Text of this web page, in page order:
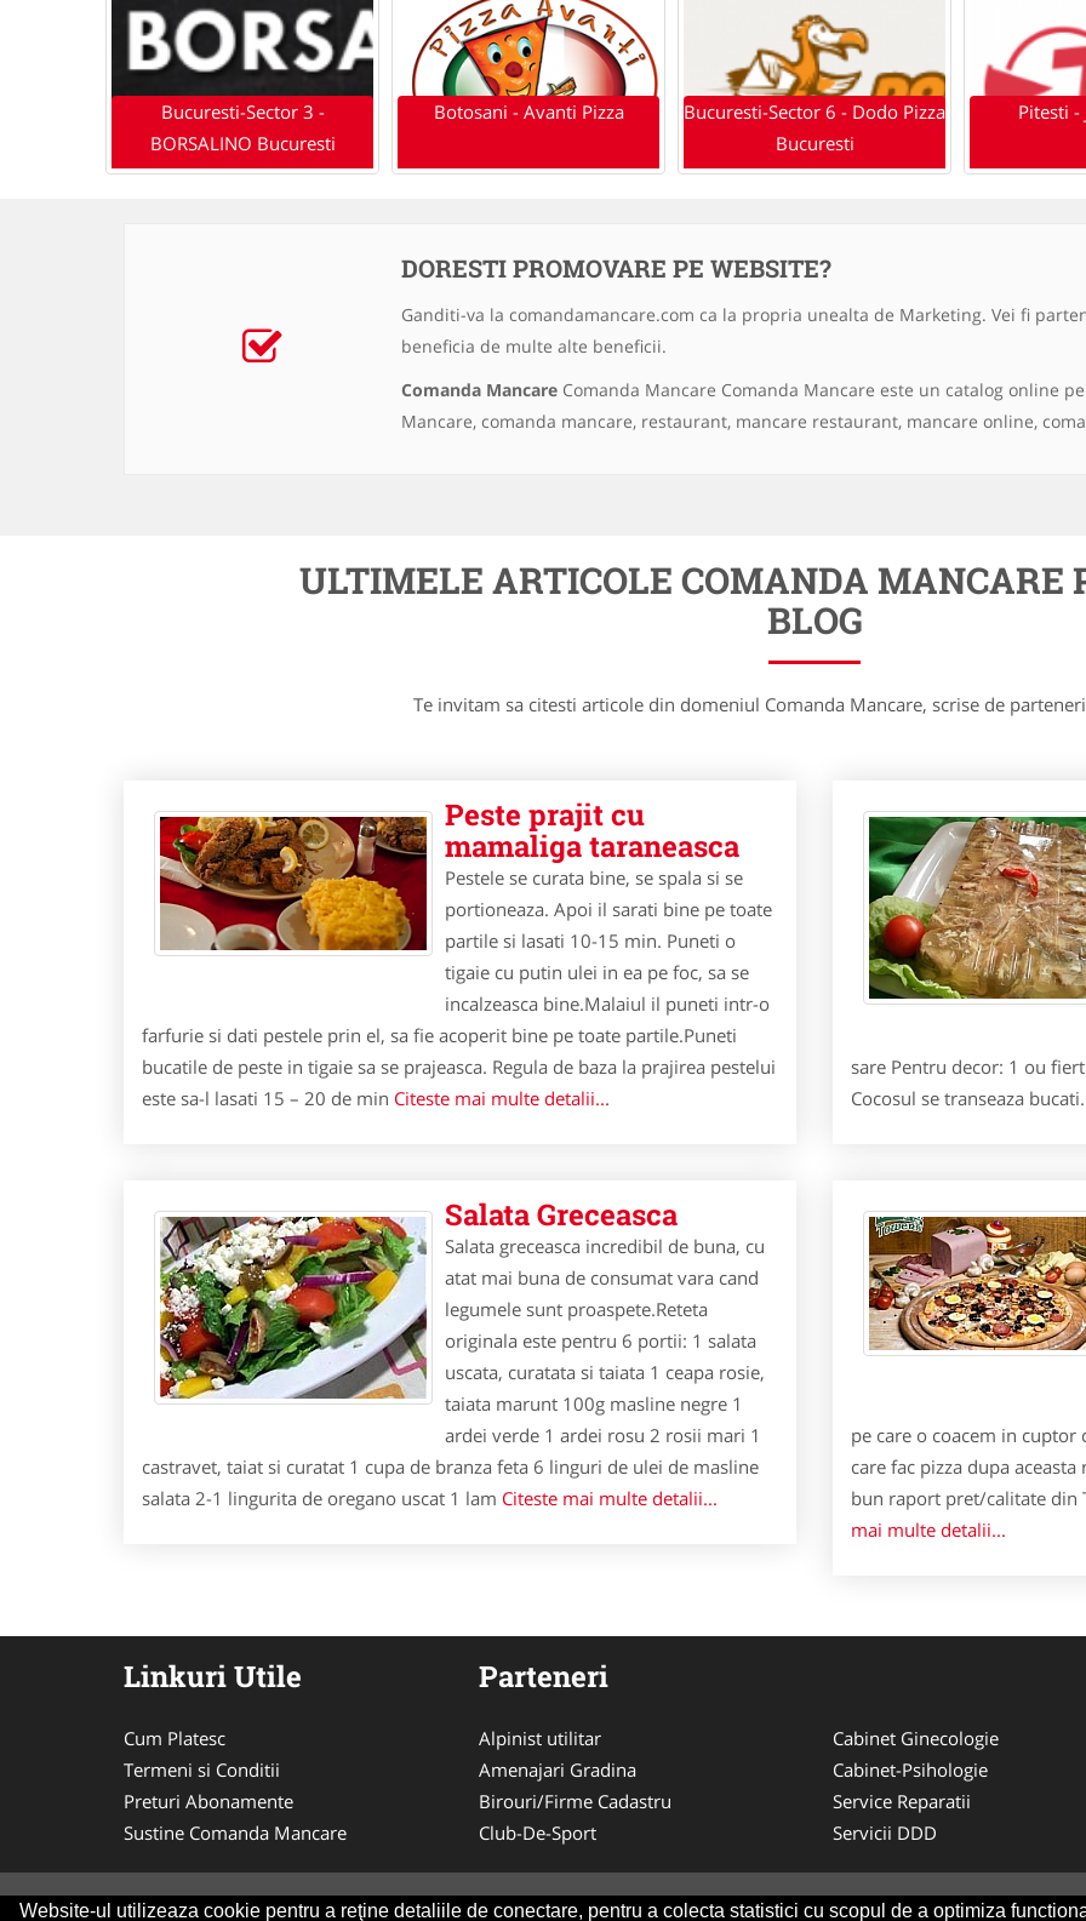
Website-ul utilizeaza cookie pentru a reţine detaliile de conectare, pentru a colecta statistici cu scopul de a optimiza
Bucuresti-Sector 3 -
BORSALINO Bucuresti
Botosani - Avanti Pizza
Bucuresti-Sector 6 - Dodo Pizza
Bucuresti
Pitesti -
DORESTI PROMOVARE PE WEBSITE?
Ganditi-va la comandamancare.com ca la propria unealta de Marketing. Vei fi
beneficia de multe alte beneficii.
Comanda Mancare Comanda Mancare Comanda Mancare este un catalog online
Mancare, comanda mancare, restaurant, mancare restaurant, mancare online,
ULTIMELE ARTICOLE COMANDA MANCARE
BLOG
Te invitam sa citesti articole din domeniul Comanda Mancare, scrise de
Peste prajit cu
mamaliga taraneasca
Pestele se curata bine, se spala si se
portioneaza. Apoi il sarati bine pe toate
partile si lasati 10-15 min. Puneti o
tigaie cu putin ulei in ea pe foc, sa se
incalzeasca bine.Malaiul il puneti intr-o
farfurie si dati pestele prin el, sa fie acoperit bine pe toate partile.Puneti
bucatile de peste in tigaie sa se prajeasca. Regula de baza la prajirea pestelui
este sa-l lasati 15 – 20 de min Citeste mai multe detalii...
sare Pentru decor: 1 ou
Cocosul se transeaza
Salata Greceasca
Salata greceasca incredibil de buna, cu
atat mai buna de consumat vara cand
legumele sunt proaspete.Reteta
originala este pentru 6 portii: 1 salata
uscata, curatata si taiata 1 ceapa rosie,
taiata marunt 100g masline negre 1
ardei verde 1 ardei rosu 2 rosii mari 1
castravet, taiat si curatat 1 cupa de branza feta 6 linguri de ulei de masline
salata 2-1 lingurita de oregano uscat 1 lam Citeste mai multe detalii...
pe care o coacem in
care fac pizza dupa
bun raport pret/calitate din
mai multe detalii...
Linkuri Utile
Cum Platesc
Termeni si Conditii
Preturi Abonamente
Sustine Comanda Mancare
Parteneri
Alpinist utilitar
Amenajari Gradina
Birouri/Firme Cadastru
Club-De-Sport
Cabinet Ginecologie
Cabinet-Psihologie
Service Reparatii
Servicii DDD